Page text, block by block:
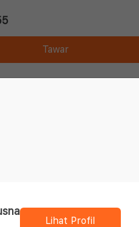
Tawar
Lihat Profil